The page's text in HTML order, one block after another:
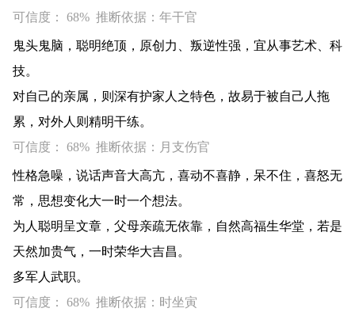
可信度： 68% 推断依据：年干官
鬼头鬼脑，聪明绝顶，原创力、叛逆性强，宜从事艺术、科
技。
对自己的亲属，则深有护家人之特色，故易于被自己人拖
累，对外人则精明干练。
可信度： 68% 推断依据：月支伤官
性格急噪，说话声音大高亢，喜动不喜静，呆不住，喜怒无
常，思想变化大一时一个想法。
为人聪明呈文章，父母亲疏无依靠，自然高福生华堂，若是
天然加贵气，一时荣华大吉昌。
多军人武职。
可信度： 68% 推断依据：时坐寅